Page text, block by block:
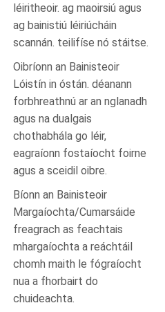
léiritheoir. ag maoirsiú agus
ag bainistiú léiriúcháin
scannán. teilifíse nó stáitse.
Oibríonn an Bainisteoir
Lóistín in óstán. déanann
forbhreathnú ar an nglanadh
agus na dualgais
chothabhála go léir,
eagraíonn fostaíocht foirne
agus a sceidil oibre.
Bíonn an Bainisteoir
Margaíochta/Cumarsáide
freagrach as feachtais
mhargaíochta a reáchtáil
chomh maith le fógraíocht
nua a fhorbairt do
chuideachta.